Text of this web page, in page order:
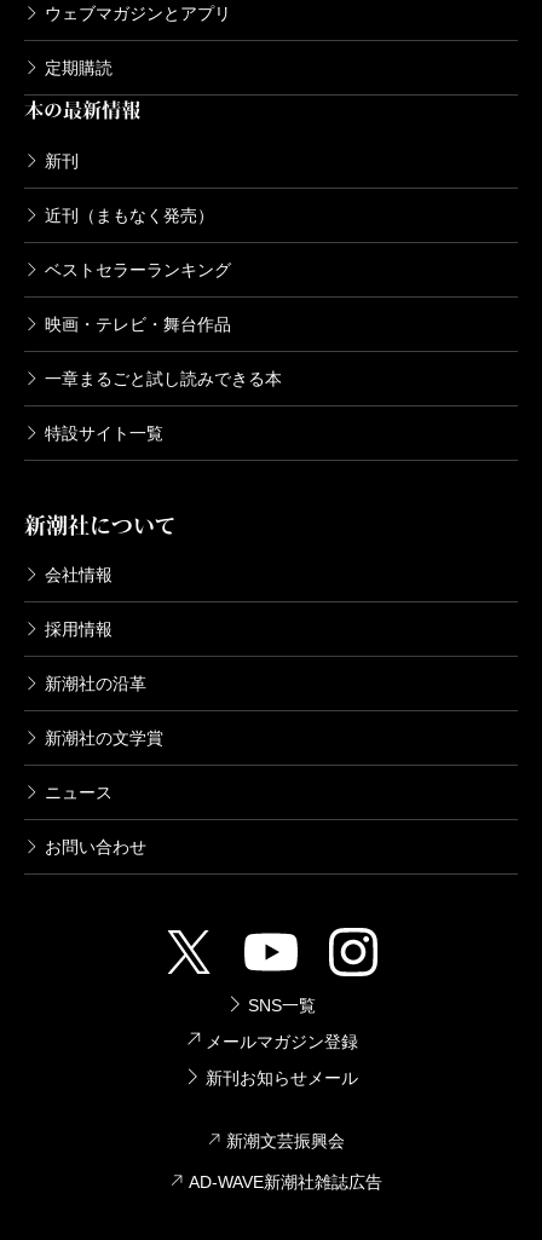
ウェブマガジンとアプリ
定期購読
本の最新情報
新刊
近刊（まもなく発売）
ベストセラーランキング
映画・テレビ・舞台作品
一章まるごと試し読みできる本
特設サイト一覧
新潮社について
会社情報
採用情報
新潮社の沿革
新潮社の文学賞
ニュース
お問い合わせ
SNS一覧
メールマガジン登録
新刊お知らせメール
新潮文芸振興会
AD-WAVE新潮社雑誌広告